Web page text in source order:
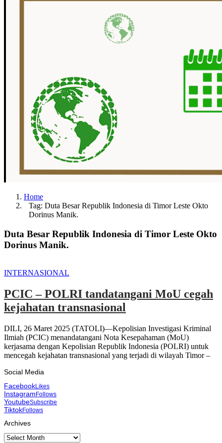
Home
Tag: Duta Besar Republik Indonesia di Timor Leste Okto
Dorinus Manik.
Duta Besar Republik Indonesia di Timor Leste Okto
Dorinus Manik.
INTERNASIONAL
PCIC – POLRI tandatangani MoU cegah
kejahatan transnasional
DILI, 26 Maret 2025 (TATOLI)—Kepolisian Investigasi Kriminal
Ilmiah (PCIC) menandatangani Nota Kesepahaman (MoU)
kerjasama dengan Kepolisian Republik Indonesia (POLRI) untuk
mencegah kejahatan transnasional yang terjadi di wilayah Timor –
Social Media
FacebookLikes
InstagramFollows
YoutubeSubscribe
TiktokFollows
Archives
Archives